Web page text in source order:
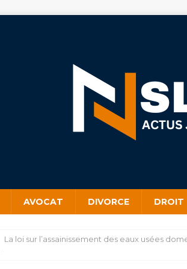
AVOCAT DIVORCE DROIT
La loi sur l’assainissement des eaux usées